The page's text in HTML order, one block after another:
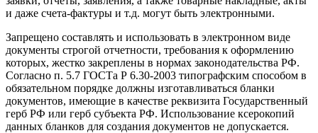
и даже счета-фактуры и т.д. могут быть электронными.
Запрещено составлять и использовать в электронном виде
документы строгой отчетности, требования к оформлению
которых, жестко закреплены в нормах законодательства РФ.
Согласно п. 5.7 ГОСТа Р 6.30-2003 типографским способом в
обязательном порядке должны изготавливаться бланки
документов, имеющие в качестве реквизита Государственный
герб РФ или герб субъекта РФ. Использование ксерокопий
данных бланков для создания документов не допускается.